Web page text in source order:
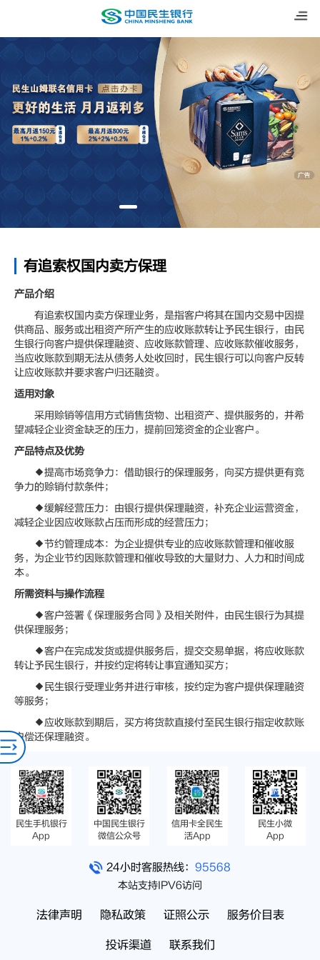
有追索权国内卖方保理
产品介绍
有追索权国内卖方保理业务，是指客户将其在国内交易中因提
供商品、服务或出租资产所产生的应收账款转让予民生银行，由民
生银行向客户提供保理融资、应收账款管理、应收账款催收服务，
当应收账款到期无法从债务人处收回时，民生银行可以向客户反转
让应收账款并要求客户归还融资。
适用对象
采用赊销等信用方式销售货物、出租资产、提供服务的，并希
望减轻企业资金缺乏的压力，提前回笼资金的企业客户。
产品特点及优势
◆提高市场竞争力：借助银行的保理服务，向买方提供更有竞
争力的赊销付款条件；
◆缓解经营压力：由银行提供保理融资，补充企业运营资金，
减轻企业因应收账款占压而形成的经营压力；
◆节约管理成本：为企业提供专业的应收账款管理和催收服
务，为企业节约因账款管理和催收导致的大量财力、人力和时间成
本。
所需资料与操作流程
◆客户签署《保理服务合同》及相关附件，由民生银行为其提
供保理服务；
◆客户在完成发货或提供服务后，提交交易单据，将应收账款
转让予民生银行，并按约定将转让事宜通知买方；
◆民生银行受理业务并进行审核，按约定为客户提供保理融资
等服务；
◆应收账款到期后，买方将货款直接付至民生银行指定收款账
户偿还保理融资。
民生手机银行
App
中国民生银行
微信公众号
信用卡全民生
活App
民生小微
App
24小时客服热线： 95568
本站支持IPV6访问
法律声明 隐私政策 证照公示 服务价目表
投诉渠道 联系我们